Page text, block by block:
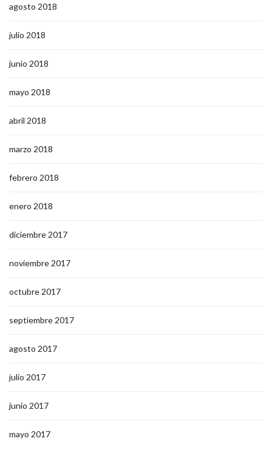
agosto 2018
julio 2018
junio 2018
mayo 2018
abril 2018
marzo 2018
febrero 2018
enero 2018
diciembre 2017
noviembre 2017
octubre 2017
septiembre 2017
agosto 2017
julio 2017
junio 2017
mayo 2017